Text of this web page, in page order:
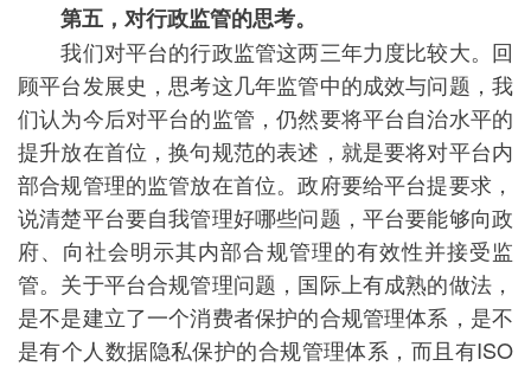
第五，对行政监管的思考。
我们对平台的行政监管这两三年力度比较大。回
顾平台发展史，思考这几年监管中的成效与问题，我
们认为今后对平台的监管，仍然要将平台自治水平的
提升放在首位，换句规范的表述，就是要将对平台内
部合规管理的监管放在首位。政府要给平台提要求，
说清楚平台要自我管理好哪些问题，平台要能够向政
府、向社会明示其内部合规管理的有效性并接受监
管。关于平台合规管理问题，国际上有成熟的做法，
是不是建立了一个消费者保护的合规管理体系，是不
是有个人数据隐私保护的合规管理体系，而且有ISO